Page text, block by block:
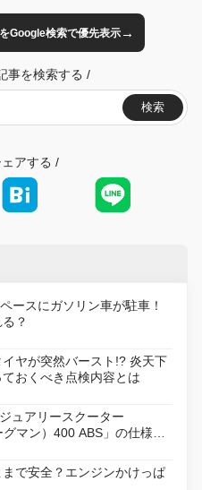
Google検索で優先表示→
事を検索する /
検索
アする /
ースにガソリン車が駐車！
？
ヤが突然バースト!? 炎天下
おくべき点検内容とは
ュアリースクーター
グマン）400 ABS」の仕様を
売
で安全？エンジンかけっぱ